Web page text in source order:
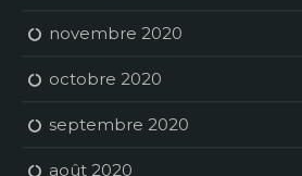
novembre 2020
octobre 2020
septembre 2020
août 2020